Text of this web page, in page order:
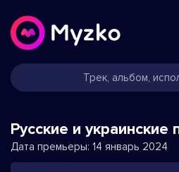
Русские и украинские
Дата премьеры: 14 январь 2024